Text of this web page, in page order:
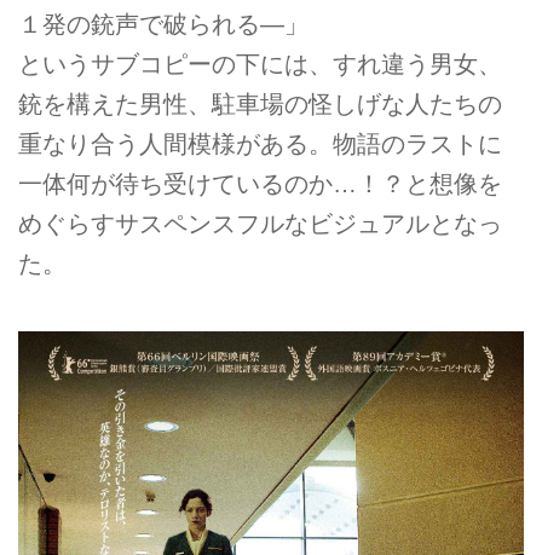
１発の銃声で破られる―」
というサブコピーの下には、すれ違う男女、
銃を構えた男性、駐車場の怪しげな人たちの
重なり合う人間模様がある。物語のラストに
一体何が待ち受けているのか…！？と想像を
めぐらすサスペンスフルなビジュアルとなっ
た。